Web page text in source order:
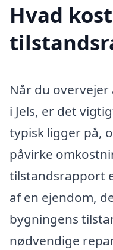
Hvad
Når du
i Jels, er det
typisk ligger på,
påvirke
tilstandsrapport
af en ejendom,
bygningens
nødvendige